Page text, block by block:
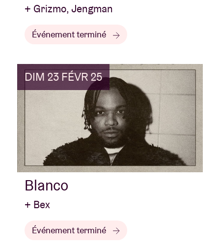
+ Grizmo, Jengman
Événement terminé
DIM 23 FÉVR 25
Blanco
+ Bex
Événement terminé